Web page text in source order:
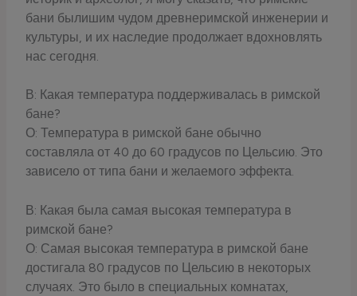
бани былишим чудом древнеримской инженерии и
культуры, и их наследие продолжает вдохновлять
нас сегодня.
В: Какая температура поддерживалась в римской
бане?
О: Температура в римской бане обычно
составляла от 40 до 60 градусов по Цельсию. Это
зависело от типа бани и желаемого эффекта.
В: Какая была самая высокая температура в
римской бане?
О: Самая высокая температура в римской бане
достигала 80 градусов по Цельсию в некоторых
случаях. Это было в специальных комнатах,